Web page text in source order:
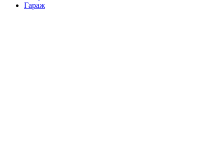
Гараж